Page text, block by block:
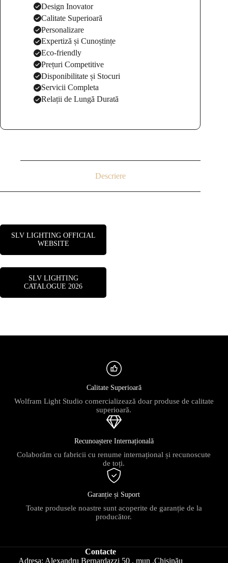
Design Inovator
Calitate Superioară
Personalizare
Expertiză și Cunoștințe
Eco-friendly
Prețuri Competitive
Disponibilitate și Stocuri
Servicii Completa
Relații de Lungă Durată
Descriere
SLV LIGHTING OFFICIAL
WEBSITE
SLV LIGHTING
CATALOGUE 2026
Calitate Superioară
Wolfram Light Studio comercializează doar produse de calitate
superioară.
Recunoaștere Internațională
Colaborăm cu fabricii cu renume internațional și recunoscute
de toți.
Garanție și Suport
Toate produsele noastre sunt acoperite de garanție de la
producător.
Contacte
Adresa: Alexandru Bernardazzi 50 , mun .Chişinău